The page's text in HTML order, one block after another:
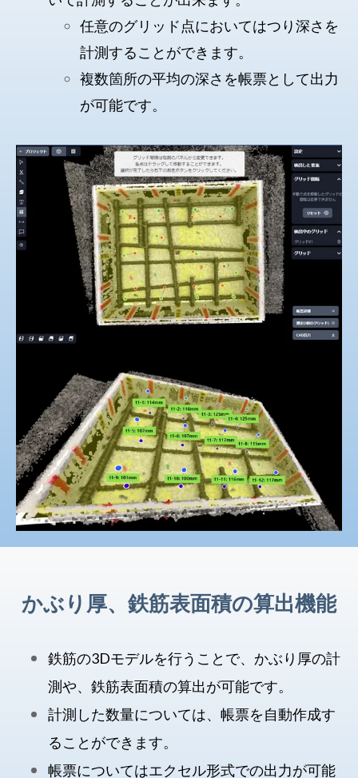
任意のグリッド点においてはつり深さを
計測することができます。
複数箇所の平均の深さを帳票として出力
が可能です。
かぶり厚、鉄筋表面積の算出機能
鉄筋の3Dモデルを行うことで、かぶり厚の計
測や、鉄筋表面積の算出が可能です。
計測した数量については、帳票を自動作成す
ることができます。
帳票についてはエクセル形式での出力が可能